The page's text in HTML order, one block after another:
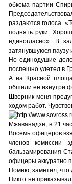
обкома партии
раздаются голоса.
поднять руки.
единогласно». В
затянувшуюся паузу
Но единодушие
поспешно улетел в
А на Красной
обшили ее изнутри
Шверник меня
ходом работ.
Мжаванадзе, в 21
Восемь офицеров
членов комиссии
бальзамирования
офицеры аккуратно
Помню, заметил, что
Никто не